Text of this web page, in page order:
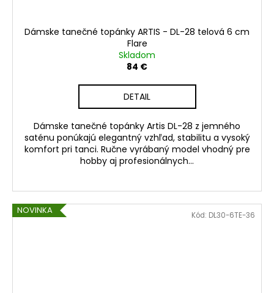
Dámske tanečné topánky ARTIS - DL-28 telová 6 cm
Flare
Skladom
84 €
DETAIL
Dámske tanečné topánky Artis DL-28 z jemného
saténu ponúkajú elegantný vzhľad, stabilitu a vysoký
komfort pri tanci. Ručne vyrábaný model vhodný pre
hobby aj profesionálnych...
NOVINKA Kód: DL30-6TE-36